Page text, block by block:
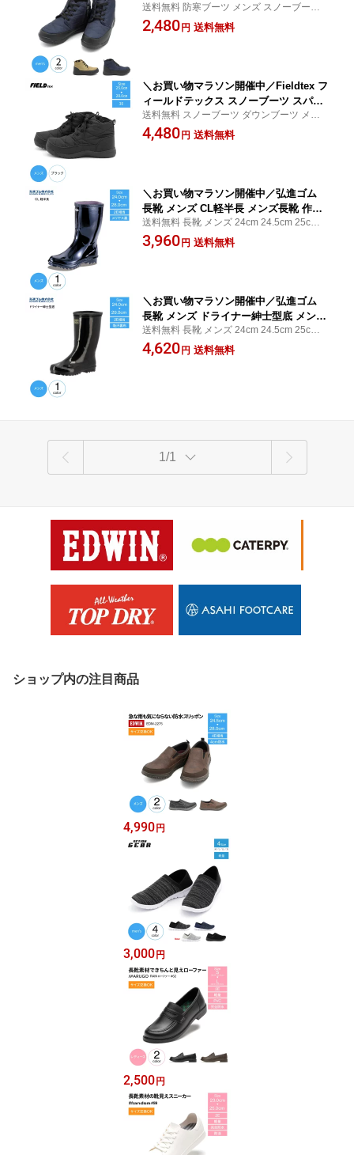
FT-5034M 防寒ブーツ 3E相当 ウィンタ
ーブーツ スノーブーツ ダウンブーツ 防
送料無料 防寒ブーツ メンズ スノーブーツ
ダウンブーツ 25cm 25.5cm 26cm 26.5cm 2
7cm 28cm
2,480 円 送料無料
＼お買い物マラソン開催中／Fieldtex フ
ィールドテックス スノーブーツ スパイ
ク メンズ スパイク付き スノーシューズ
防水ブーツ ウィンターブーツ ダウンブ
送料無料 スノーブーツ ダウンブーツ メン
ズ 防水 暖かい 25cm 25.5cm 26cm 26.5cm
27cm 28cm
4,480 円 送料無料
＼お買い物マラソン開催中／弘進ゴム
長靴 メンズ CL軽半長 メンズ長靴 作業
用 グリップ力 メリヤス裏 メンズ長靴
農業 水仕事
送料無料 長靴 メンズ 24cm 24.5cm 25cm 2
5.5cm 26cm 27cm 28cm
3,960 円 送料無料
＼お買い物マラソン開催中／弘進ゴム
長靴 メンズ ドライナー紳士型底 メンズ
長靴 作業用 農業 水仕事
送料無料 長靴 メンズ 24cm 24.5cm 25cm 2
5.5cm 26cm 27cm 28cm 29cm 30cm
4,620 円 送料無料
1/1
ショップ内の注目商品
4,990 円
3,000 円
2,500 円